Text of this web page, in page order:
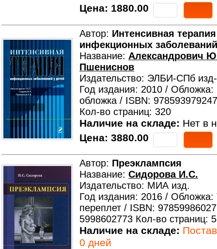
Цена: 1880.00
Автор: Интенсивная терапия
инфекционных
Название: Александрович
Пшениснов
Издательство: ЭЛБИ-СПб
Год издания: 2010 / Обложка:
обложка / ISBN:
Кол-во страниц: 320
Наличие на складе: Нет в
Цена: 3880.00
Автор: Преэклампсия
Название: Сидорова И.С.
Издательство: МИА изд.
Год издания: 2016 /
переплет / ISBN:
5998602773 Кол-во страниц:
Наличие на складе:
0 дней